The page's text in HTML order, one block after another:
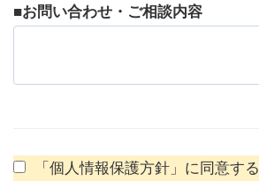
■お問い合わせ・ご相談内容
「個人情報保護方針」に同意する